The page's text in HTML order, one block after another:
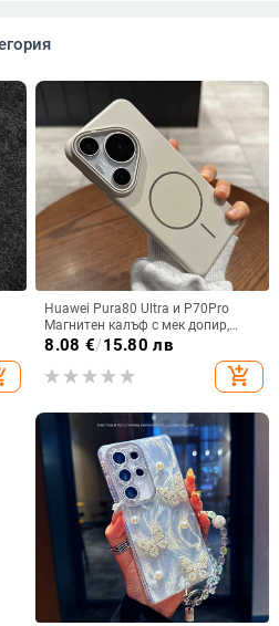
Huawei Pura80 Ultra и P70Pro
Магнитен калъф с мек допир,
ултра тънък PC корпус,
8.08 €/15.80 лв
add_shopping_cart